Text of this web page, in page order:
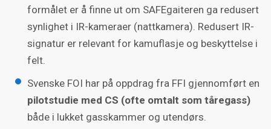
formålet er å finne ut om SAFEgaiteren ga redusert
synlighet i IR-kameraer (nattkamera). Redusert IR-
signatur er relevant for kamuflasje og beskyttelse i
felt.
Svenske FOI har på oppdrag fra FFI gjennomført en
pilotstudie med CS (ofte omtalt som tåregass)
både i lukket gasskammer og utendørs.